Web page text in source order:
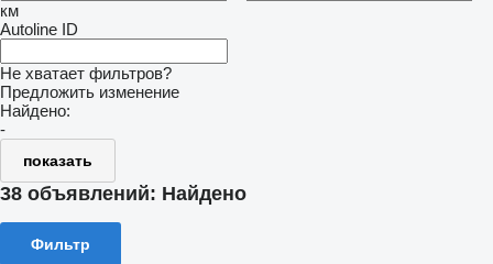
км
Autoline ID
Не хватает фильтров?
Предложить изменение
Найдено:
-
показать
38 объявлений: Найдено
Фильтр